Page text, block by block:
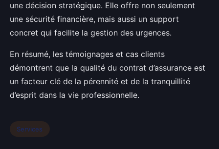
une décision stratégique. Elle offre non seulement
une sécurité financière, mais aussi un support
concret qui facilite la gestion des urgences.
En résumé, les témoignages et cas clients
démontrent que la qualité du contrat d’assurance est
un facteur clé de la pérennité et de la tranquillité
d’esprit dans la vie professionnelle.
Services